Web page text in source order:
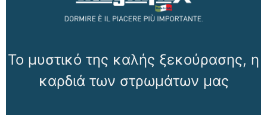
Το μυστικό της καλής ξεκούρασης, η
καρδιά των στρωμάτων μας